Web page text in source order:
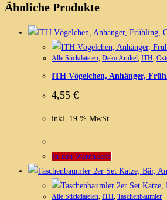
Ähnliche Produkte
Alle Stickdateien, Deko Artikel, ITH,
ITH Vögelchen, Anhänger,
4,55 €
inkl. 19 % MwSt.
In den Warenkorb
Alle Stickdateien, ITH, Taschenbaumler